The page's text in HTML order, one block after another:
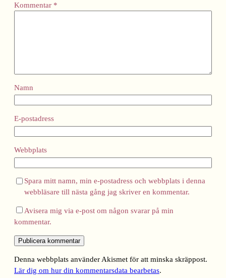
Kommentar *
Namn
E-postadress
Webbplats
Spara mitt namn, min e-postadress och webbplats i denna
webbläsare till nästa gång jag skriver en kommentar.
Avisera mig via e-post om någon svarar på min
kommentar.
Denna webbplats använder Akismet för att minska skräppost.
Lär dig om hur din kommentarsdata bearbetas.